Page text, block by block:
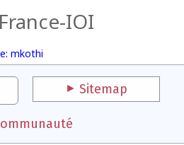
France-IOI
mkothi
Sitemap